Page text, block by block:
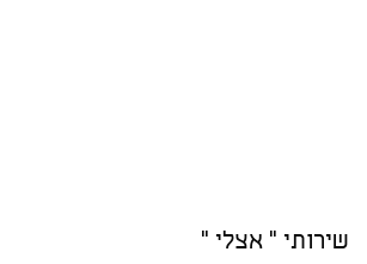
שירותי " אצלי "